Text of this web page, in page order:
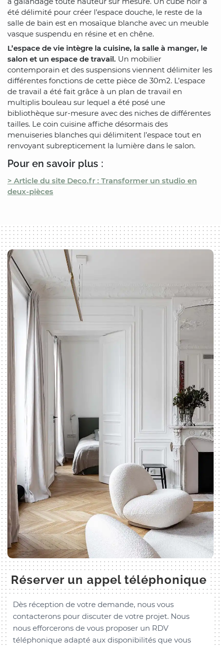
été délimité pour créer l’espace douche, le reste de la
salle de bain est en mosaïque blanche avec un meuble
vasque suspendu en résine et en chêne.
L’espace de vie intègre la cuisine, la salle à manger, le
salon et un espace de travail. Un mobilier
contemporain et des suspensions viennent délimiter les
différentes fonctions de cette pièce de 30m2. L’espace
de travail a été fait grâce à un plan de travail en
multiplis bouleau sur lequel a été posé une
bibliothèque sur-mesure avec des niches de différentes
tailles. Le coin cuisine affiche désormais des
menuiseries blanches qui délimitent l’espace tout en
renvoyant subrepticement la lumière dans le salon.
Pour en savoir plus :
> Article du site Deco.fr : Transformer un studio en
deux-pièces
Réserver un appel téléphonique
Dès réception de votre demande, nous vous
contacterons pour discuter de votre projet. Nous
nous efforcerons de vous proposer un RDV
téléphonique adapté aux disponibilités que vous